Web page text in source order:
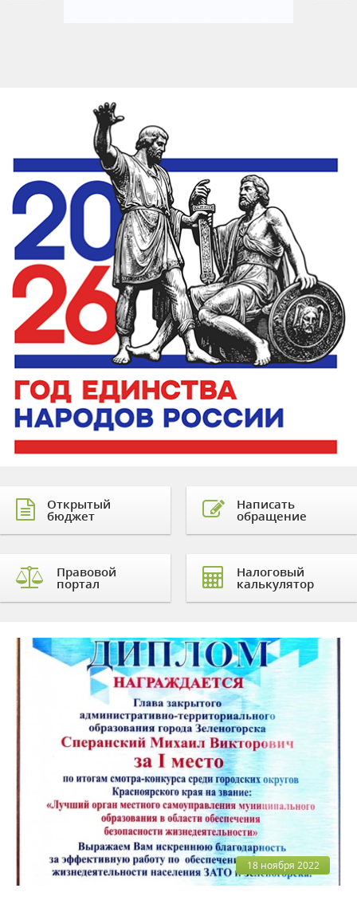
Открытый
бюджет
Правовой
портал
Написать
обращение
Налоговый
калькулятор
18 ноября 2022